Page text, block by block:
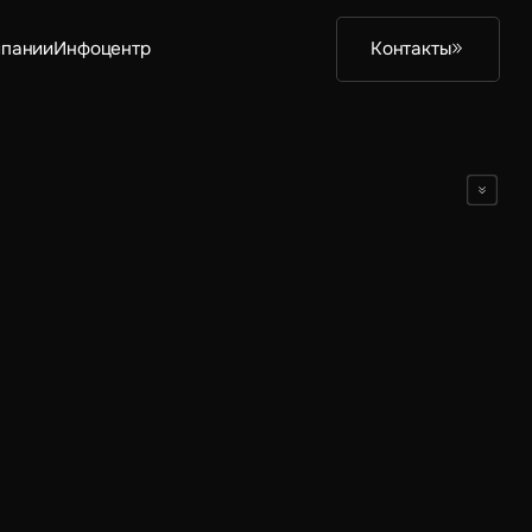
Инфоцентр Контакты